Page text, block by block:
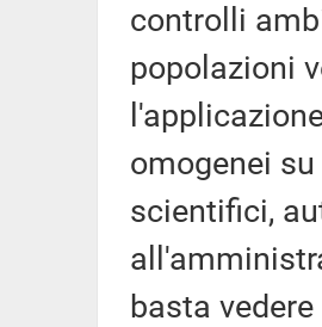
controlli
popolazioni
omogenei
scientifici,
basta